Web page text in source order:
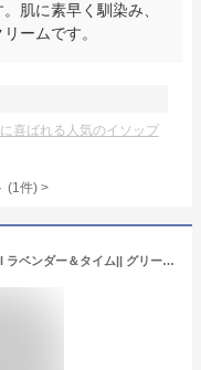
肌に素早く馴染み、
ームです。
喜ばれる人気のイソップ
(1件) >
Green nation life ハンドクリーム 50ml ラベンダー＆タイム|| グリーンネイションライフ|ハンドクリーム|ギフト|アロマ|ナチュラル|オーストラリア|